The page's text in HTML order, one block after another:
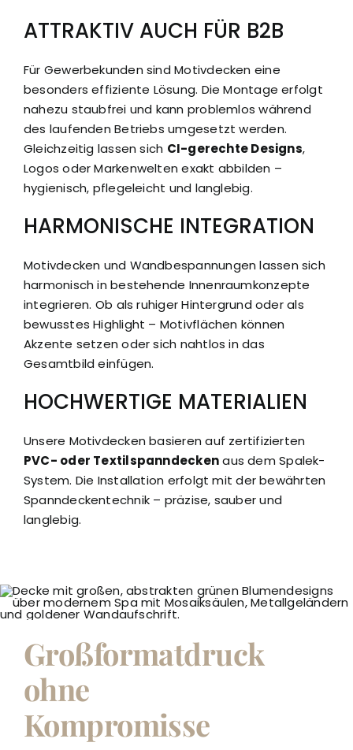
ATTRAKTIV AUCH FÜR B2B
Für Gewerbekunden sind Motivdecken eine
besonders effiziente Lösung. Die Montage erfolgt
nahezu staubfrei und kann problemlos während
des laufenden Betriebs umgesetzt werden.
Gleichzeitig lassen sich CI-gerechte Designs,
Logos oder Markenwelten exakt abbilden –
hygienisch, pflegeleicht und langlebig.
HARMONISCHE INTEGRATION
Motivdecken und Wandbespannungen lassen sich
harmonisch in bestehende Innenraumkonzepte
integrieren. Ob als ruhiger Hintergrund oder als
bewusstes Highlight – Motivflächen können
Akzente setzen oder sich nahtlos in das
Gesamtbild einfügen.
HOCHWERTIGE MATERIALIEN
Unsere Motivdecken basieren auf zertifizierten
PVC- oder Textilspanndeckenaus dem Spalek-
System. Die Installation erfolgt mit der bewährten
Spanndeckentechnik – präzise, sauber und
langlebig.
Großformatdruck
ohne
Kompromisse